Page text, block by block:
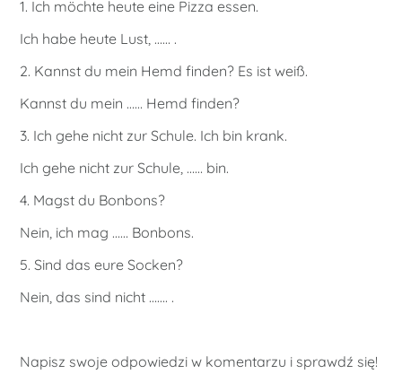
1. Ich möchte heute eine Pizza essen.
Ich habe heute Lust, …… .
2. Kannst du mein Hemd finden? Es ist weiß.
Kannst du mein …… Hemd finden?
3. Ich gehe nicht zur Schule. Ich bin krank.
Ich gehe nicht zur Schule, …… bin.
4. Magst du Bonbons?
Nein, ich mag …… Bonbons.
5. Sind das eure Socken?
Nein, das sind nicht ……. .
Napisz swoje odpowiedzi w komentarzu i sprawdź się!